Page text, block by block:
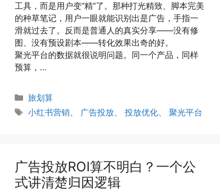
工具，而是用户变”精”了。那种打光精致、脚本完美
的种草笔记，用户一眼就能识别出是广告，手指一
滑就过去了。反而是普通人的真实分享——没有修
图、没有预设剧本——转化效果出奇的好。
聚光平台的数据就很说明问题。同一个产品，同样
预算，…
分
类
旅划算
标
小红书营销、 广告投放、投放优化、聚光平台
广告投放ROI算不明白？一个公
式讲清楚归因逻辑